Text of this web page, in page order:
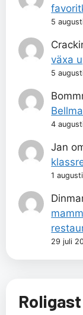
5
växa
5
4
Jan
1
29 juli